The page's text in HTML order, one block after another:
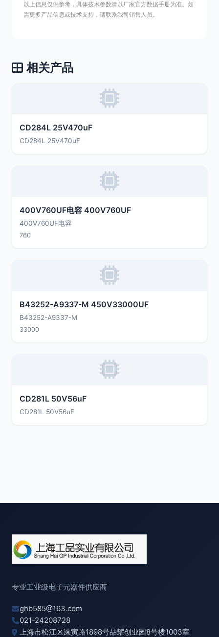
以上信息仅供参考，具体技术参数请以厂家官方数据手册为准。如
需更多产品信息或技术支持，请联系我司销售人员。
相关产品
CD284L 25V470uF
CD284L 25V470uF
400V760UF电容 400V760UF
400V760UF电容
760
B43252-A9337-M 450V33000UF
B43252-A9337-M
33000
CD281L 50V56uF
CD281L 50V56uF
专业工业级电子元器件供应商
ghb585@163.com
021-24208728
上海市松江区涞寅路1898号品耀创业园8号楼1003室